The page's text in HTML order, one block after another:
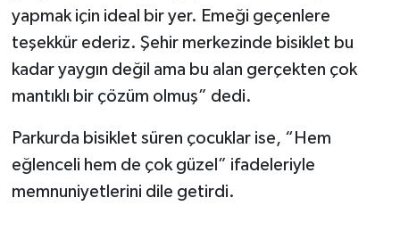
yapmak için ideal bir yer. Emeği geçenlere
teşekkür ederiz. Şehir merkezinde bisiklet bu
kadar yaygın değil ama bu alan gerçekten çok
mantıklı bir çözüm olmuş” dedi.
Parkurda bisiklet süren çocuklar ise, “Hem
eğlenceli hem de çok güzel” ifadeleriyle
memnuniyetlerini dile getirdi.